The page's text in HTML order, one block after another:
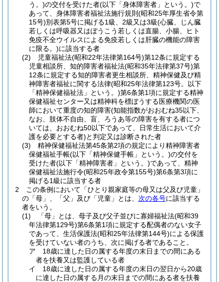
う。)の交付を受けた者(以下「身体障害者」という。)で
あって、身体障害者福祉法施行規則 (昭和25年厚生省令第
15号)別表第5号に掲げる1級、2級又は3級(心臓、じん臓
若しくは呼吸器又はぼうこう若しくは直腸、小腸、ヒト
免疫不全ウイルスによる免疫若しくは肝臓の機能の障害
に限る。)に該当する者
(2)
児童福祉法(昭和22年法律第164号)第12条に規定する
児童相談所、知的障害者福祉法(昭和35年法律第37号)第
12条に規定する知的障害者更生相談所、精神保健及び精
神障害者福祉に関する法律(昭和25年法律第123号。以下
「精神保健福祉法」という。)第6条第1項に規定する精神
保健福祉センター又は精神科を標ぼうする医療機関の医
師において重度の知的障害(知能指数がおおむね35以下、
なお、肢体不自由、盲、ろうあ等の障害を有する者につ
いては、おおむね50以下であって、日常生活において介
護を必要とする者)と判定又は診断された者
(3)
精神保健福祉法第45条第2項の規定により精神障害者
保健福祉手帳(以下「精神保健手帳」という。)の交付を
受けた者(以下「精神障害者」という。)であって、精神
保健福祉法施行令(昭和25年政令第155号)第6条第3項に
掲げる1級に該当する者
2
この条例において「ひとり親家庭等の母又は父及び児童」
の「母」、「父」及び「児童」とは、 次の各号に該当する
者をいう。
(1)
「母」とは、母子及び父子並びに寡婦福祉法(昭和39
年法律第129号)第6条第1項に規定する配偶者のない女子
であって、生活保護法(昭和25年法律第144号)による保護
を受けていない者のうち、次に掲げる者であること。
ア
18歳に達した日の属する年度の末日までの間にある
者を扶養又は監護している者
イ
18歳に達した日の属する年度の末日の翌日から20歳
に達した日の属する月の末日までの間にある者を扶養